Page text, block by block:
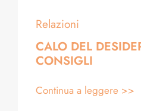
Relazioni
CALO DEL
CONSIGLI
Continua a leggere >>